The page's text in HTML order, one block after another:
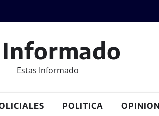
Estas Informado
POLITICA OPINION